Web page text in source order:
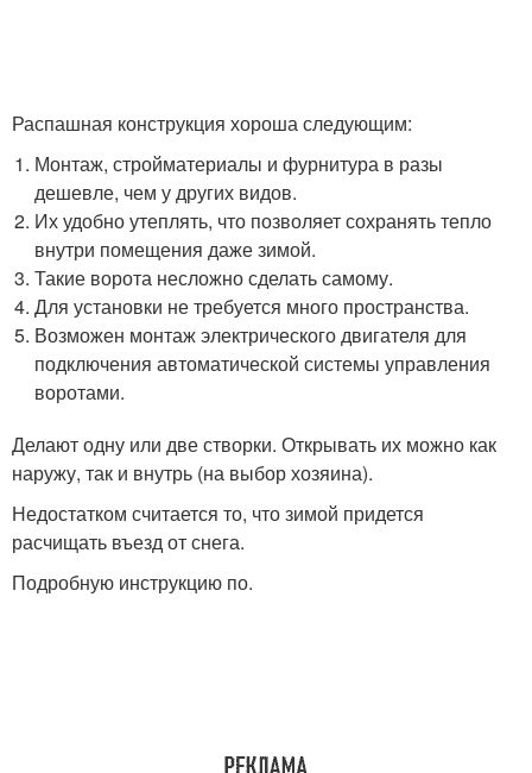
Распашная конструкция хороша следующим:
Монтаж, стройматериалы и фурнитура в разы
дешевле, чем у других видов.
Их удобно утеплять, что позволяет сохранять тепло
внутри помещения даже зимой.
Такие ворота несложно сделать самому.
Для установки не требуется много пространства.
Возможен монтаж электрического двигателя для
подключения автоматической системы управления
воротами.
Делают одну или две створки. Открывать их можно как
наружу, так и внутрь (на выбор хозяина).
Недостатком считается то, что зимой придется
расчищать въезд от снега.
Подробную инструкцию по.